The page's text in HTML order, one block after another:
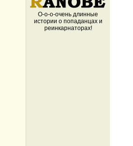
О-о-о-очень длинные
истории о попаданцах и
реинкарнаторах!